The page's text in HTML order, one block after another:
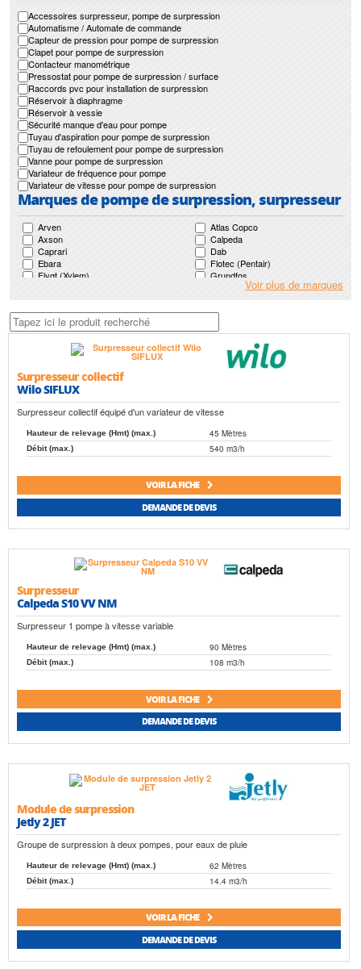
Accessoires surpresseur, pompe de surpression
Automatisme / Automate de commande
Capteur de pression pour pompe de surpression
Clapet pour pompe de surpression
Contacteur manométrique
Pressostat pour pompe de surpression / surface
Raccords pvc pour installation de surpression
Réservoir à diaphragme
Réservoir à vessie
Sécurité manque d'eau pour pompe
Tuyau d'aspiration pour pompe de surpression
Tuyau de refoulement pour pompe de surpression
Vanne pour pompe de surpression
Variateur de fréquence pour pompe
Variateur de vitesse pour pompe de surpression
Marques de pompe de surpression, surpresseur
Arven
Atlas Copco
Axson
Calpeda
Caprari
Dab
Ebara
Flotec (Pentair)
Flygt (Xylem)
Grundfos
Guinard Loisirs
Jetly
Ksb
Leroy Somer
Motralec
Mr Pompes
Nocchi (Pentair)
Pedrollo
Robin
Saer
Salmson
Sfa
Tsurumi
Voir plus de marques
Surpresseur collectif
Wilo SIFLUX
Surpresseur collectif équipé d'un variateur de vitesse
Hauteur de relevage (Hmt) (max.) 45 Mètres
Débit (max.) 540 m3/h
VOIR LA FICHE
DEMANDE DE DEVIS
Surpresseur
Calpeda S10 VV NM
Surpresseur 1 pompe à vitesse variable
Hauteur de relevage (Hmt) (max.) 90 Mètres
Débit (max.) 108 m3/h
VOIR LA FICHE
DEMANDE DE DEVIS
Module de surpression
Jetly 2 JET
Groupe de surpression à deux pompes, pour eaux de pluie
Hauteur de relevage (Hmt) (max.) 62 Mètres
Débit (max.) 14.4 m3/h
VOIR LA FICHE
DEMANDE DE DEVIS